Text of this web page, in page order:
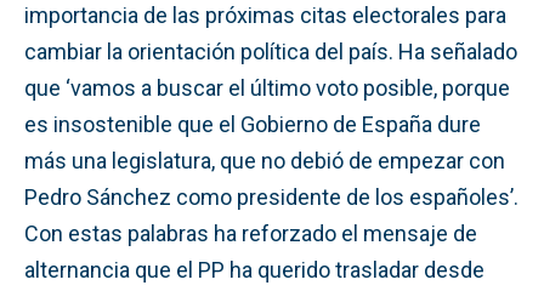
importancia de las próximas citas electorales para
cambiar la orientación política del país. Ha señalado
que ‘vamos a buscar el último voto posible, porque
es insostenible que el Gobierno de España dure
más una legislatura, que no debió de empezar con
Pedro Sánchez como presidente de los españoles’.
Con estas palabras ha reforzado el mensaje de
alternancia que el PP ha querido trasladar desde